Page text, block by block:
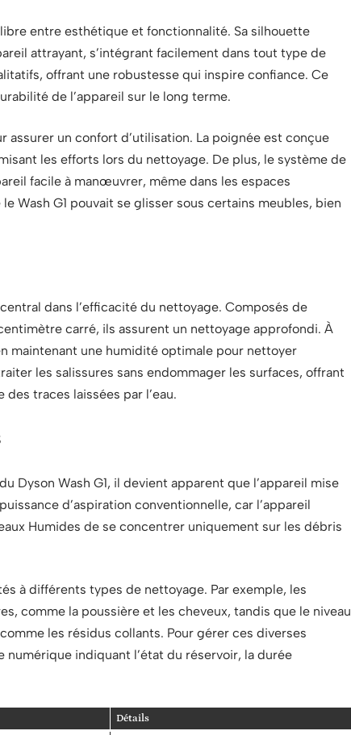
entre esthétique et fonctionnalité. Sa silhouette
attrayant, s’intégrant facilement dans tout type de
offrant une robustesse qui inspire confiance. Ce
de l’appareil sur le long terme.
assurer un confort d’utilisation. La poignée est conçue
les efforts lors du nettoyage. De plus, le système de
facile à manœuvrer, même dans les espaces
Wash G1 pouvait se glisser sous certains meubles, bien
dans l’efficacité du nettoyage. Composés de
carré, ils assurent un nettoyage approfondi. À
maintenant une humidité optimale pour nettoyer
les salissures sans endommager les surfaces, offrant
traces laissées par l’eau.
Dyson Wash G1, il devient apparent que l’appareil mise
d’aspiration conventionnelle, car l’appareil
Humides de se concentrer uniquement sur les débris
à différents types de nettoyage. Par exemple, les
comme la poussière et les cheveux, tandis que le niveau
les résidus collants. Pour gérer ces diverses
numérique indiquant l’état du réservoir, la durée
Détails